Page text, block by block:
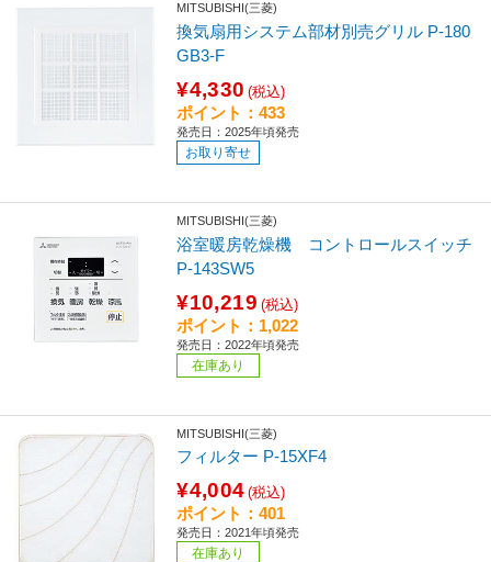
MITSUBISHI(三菱)
換気扇用システム部材別売グリル P-180
GB3-F
¥4,330 (税込)
ポイント：433
発売日：2025年頃発売
お取り寄せ
MITSUBISHI(三菱)
浴室暖房乾燥機 コントロールスイッチ
P-143SW5
¥10,219 (税込)
ポイント：1,022
発売日：2022年頃発売
在庫あり
MITSUBISHI(三菱)
フィルター P-15XF4
¥4,004 (税込)
ポイント：401
発売日：2021年頃発売
在庫あり